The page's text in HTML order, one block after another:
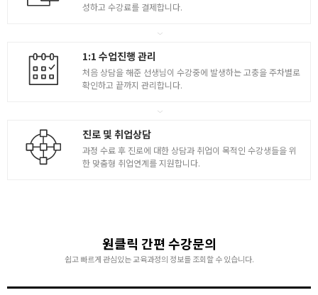
성하고 수강료를 결제합니다.
1:1 수업진행 관리
처음 상담을 해준 선생님이 수강중에 발생하는 고충을 주차별로
확인하고 끝까지 관리합니다.
진로 및 취업상담
과정 수료 후 진로에 대한 상담과 취업이 목적인 수강생들을 위
한 맞춤형 취업연계를 지원합니다.
원클릭 간편 수강문의
쉽고 빠르게 관심있는 교육과정의 정보를 조회할 수 있습니다.